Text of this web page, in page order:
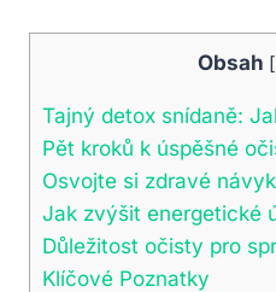
Obsah [
Tajný detox snídaně:
Pět kroků k úspěšné
Osvojte si zdravé
Jak zvýšit energetické
Důležitost očisty pro
Klíčové Poznatky